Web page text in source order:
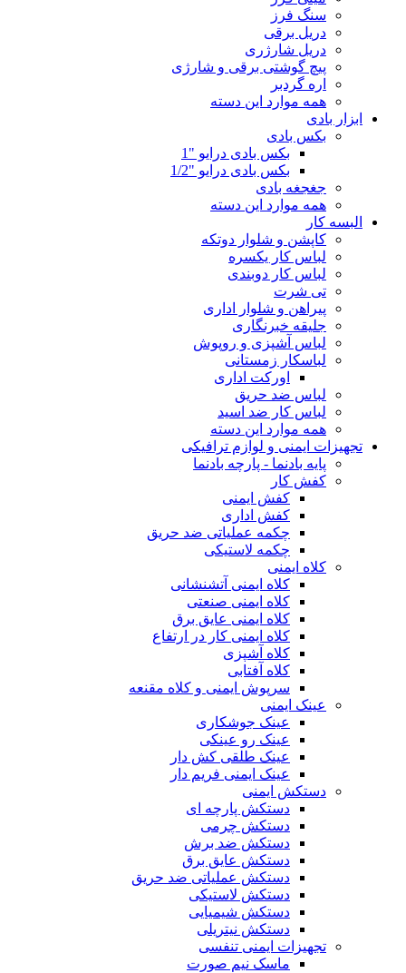
سنگ فرز
دریل برقی
دریل شارژری
پیچ گوشتی برقی و شارژی
اره گردبر
همه موارد این دسته
ابزار بادی
بکس بادی
بکس بادی درایو "1
بکس بادی درایو "1/2
جغجغه بادی
همه موارد این دسته
البسه کار
کاپشن و شلوار دوتکه
لباس کار یکسره
لباس کار دوبندی
تی شرت
پیراهن و شلوار اداری
جلیقه خبرنگاری
لباس آشپزی و روپوش
لباسکار زمستانی
اورکت اداری
لباس ضد حریق
لباس کار ضد اسید
همه موارد این دسته
تجهیزات ایمنی و لوازم ترافیکی
پایه بادنما - پارچه بادنما
کفش کار
کفش ایمنی
کفش اداری
چکمه عملیاتی ضد حریق
چکمه لاستیکی
کلاه ایمنی
کلاه ایمنی آتشنشانی
کلاه ایمنی صنعتی
کلاه ایمنی عایق برق
کلاه ایمنی کار در ارتفاع
کلاه آشپزی
کلاه آفتابی
سرپوش ایمنی و کلاه مقنعه
عینک ایمنی
عینک جوشکاری
عینک رو عینکی
عینک طلقی کش دار
عینک ایمنی فریم دار
دستکش ایمنی
دستکش پارچه ای
دستکش چرمی
دستکش ضد برش
دستکش عایق برق
دستکش عملیاتی ضد حریق
دستکش لاستیکی
دستکش شیمیایی
دستکش نیتریلی
تجهیزات ایمنی تنفسی
ماسک نیم صورت